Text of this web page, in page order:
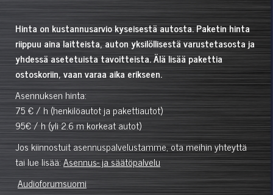
Hinta on kustannusarvio kyseisestä autosta. Paketin hinta
riippuu aina laitteista, auton yksilöllisestä varustetasosta ja
yhdessä asetetuista tavoitteista. Älä lisää pakettia
ostoskoriin, vaan varaa aika erikseen.
Asennuksen hinta:
75 € / h (henkilöautot ja pakettiautot)
95€ / h (yli 2.6 m korkeat autot)
Jos kiinnostuit asennuspalvelustamme, ota meihin yhteyttä
tai lue lisää:Asennus- ja säätöpalvelu
Audioforumsuomi